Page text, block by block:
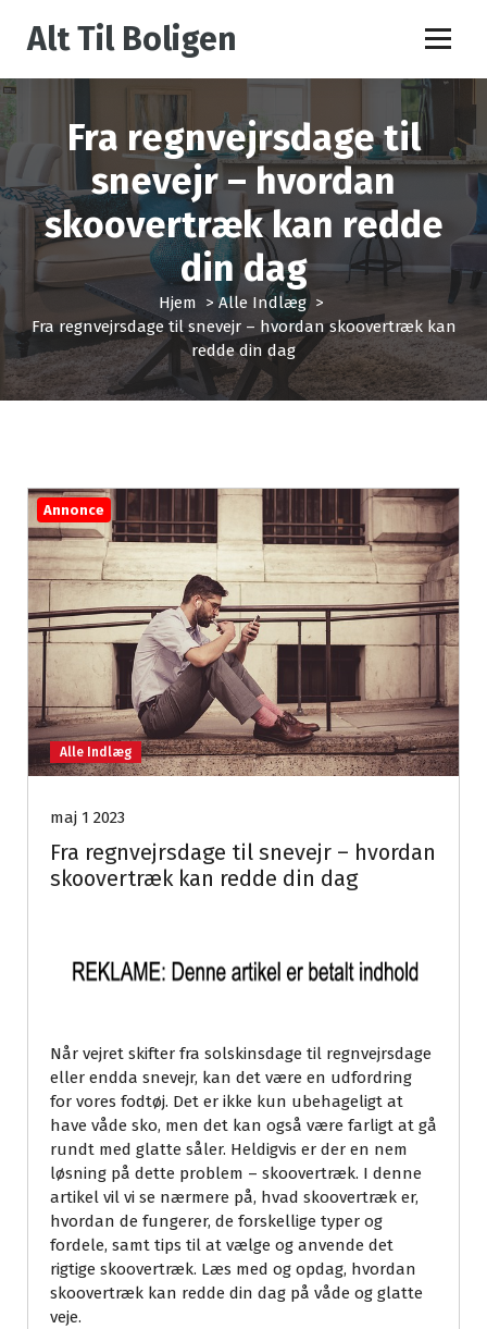
e
e
l
d
o
Alt Til Boligen
Fra regnvejrsdage til
snevejr – hvordan
skoovertræk kan redde
din dag
Hjem >Alle Indlæg>
Fra regnvejrsdage til snevejr – hvordan skoovertræk kan
redde din dag
Annonce
Alle Indlæg
maj 1 2023
Fra regnvejrsdage til snevejr – hvordan
skoovertræk kan redde din dag
Når vejret skifter fra solskinsdage til regnvejrsdage
eller endda snevejr, kan det være en udfordring
for vores fodtøj. Det er ikke kun ubehageligt at
have våde sko, men det kan også være farligt at gå
rundt med glatte såler. Heldigvis er der en nem
løsning på dette problem – skoovertræk. I denne
artikel vil vi se nærmere på, hvad skoovertræk er,
hvordan de fungerer, de forskellige typer og
fordele, samt tips til at vælge og anvende det
rigtige skoovertræk. Læs med og opdag, hvordan
skoovertræk kan redde din dag på våde og glatte
veje.